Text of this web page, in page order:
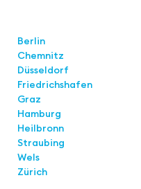
Berlin
Chemnitz
Düsseldorf
Friedrichshafen
Graz
Hamburg
Heilbronn
Straubing
Wels
Zürich